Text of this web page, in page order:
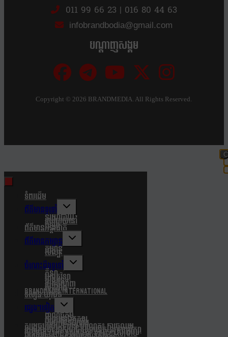
011 99 66 23 | 016 80 44 63
infobrandbodia@gmail.com
បណ្ដាញសង្គម
Copyright ©2026 BRANDMEDIA. All Rights Reserved.
ទំពរដើម
ព័ត៌មានទូទៅ
Toggle
child
menu
នយោបាយ
របៀបរស់នៅ
សង្គម
ព័ត៌មានអន្តរជាតិ
ព័ត៌មានកម្សាន្ត
Toggle
child
កម្សាន្ត
សិល្បៈ
ចំណេះដឹងទូទៅ
Toggle
child
menu
កីឡា
បច្ចេកវិទ្យា
បរិស្ថាន
របកគំហើញ
សុខភាព
Brandmedia international
ទស្សនៈយុវជន
ផ្សេងៗទៀត
Toggle
child
menu
ពាណិជ្ជកម្ម
ភាពយន្តឯកសារ
សេចក្តីជូនដំណឹង
សម្តេចបវរធិបតី ហ៊ុន ម៉ាណែត៖ ការចូលរួម
របស់កម្ពុជា ជាសមាជិកស្ថាបនិកនៃក្រុមប្រឹក្សា
សន្តិភាព (The Board Of Peace) សម្រាប់